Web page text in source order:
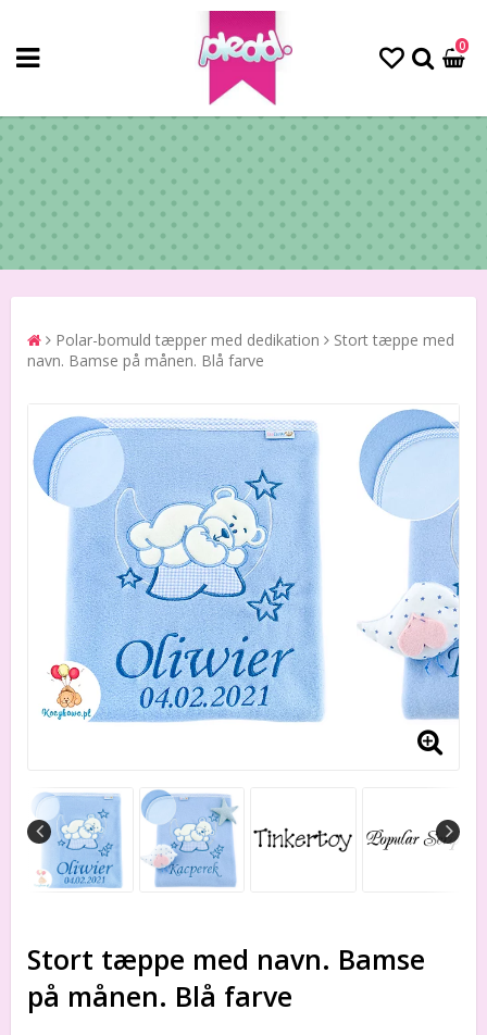
0
Polar-bomuld tæpper med dedikation
Stort tæppe med
navn. Bamse på månen. Blå farve
Stort tæppe med navn. Bamse
på månen. Blå farve